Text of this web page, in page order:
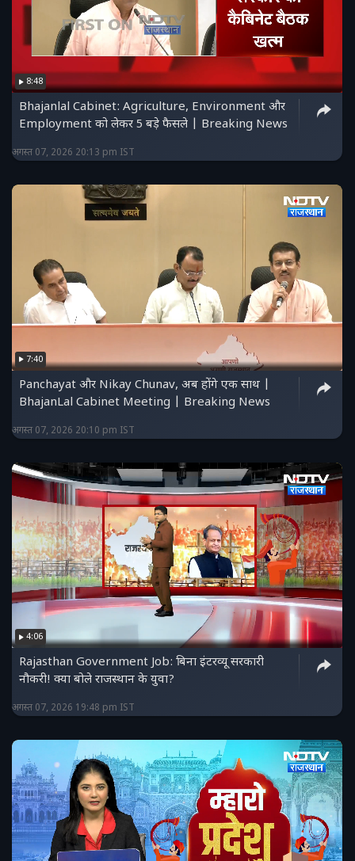
8:48
Bhajanlal Cabinet: Agriculture, Environment और
Employment को लेकर 5 बड़े फैसले | Breaking News
अगस्त 07, 2026 20:13 pm IST
7:40
Panchayat और Nikay Chunav, अब होंगे एक साथ |
BhajanLal Cabinet Meeting | Breaking News
अगस्त 07, 2026 20:10 pm IST
4:06
Rajasthan Government Job: बिना इंटरव्यू सरकारी
नौकरी! क्या बोले राजस्थान के युवा?
अगस्त 07, 2026 19:48 pm IST